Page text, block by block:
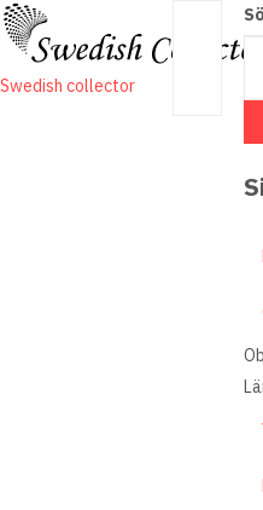
Swedish collector